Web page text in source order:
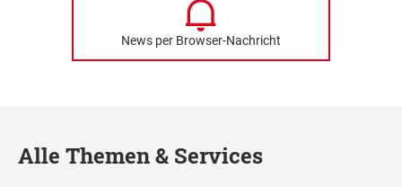
News per Browser-Nachricht
Alle Themen & Services